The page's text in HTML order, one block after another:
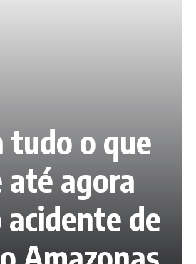
tudo o que
até agora
acidente de